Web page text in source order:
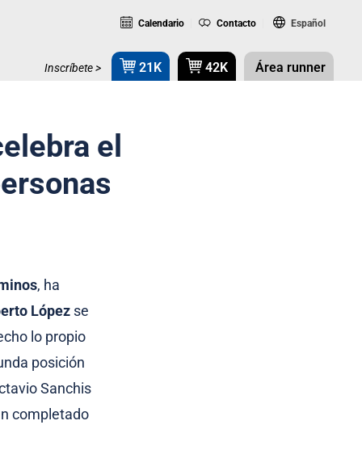
Calendario Contacto Español
Inscríbete > 21K 42K Área runner
el
, ha
López se
lo propio
posición
Sanchis
completado